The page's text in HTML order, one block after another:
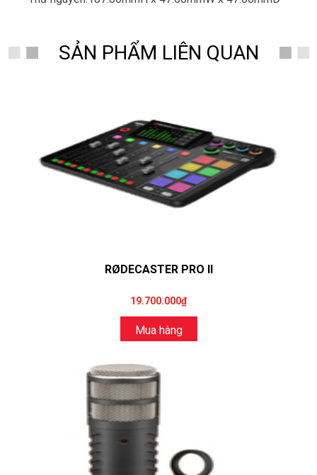
SẢN PHẨM LIÊN QUAN
RØDECASTER PRO II
19.700.000₫
Mua hàng